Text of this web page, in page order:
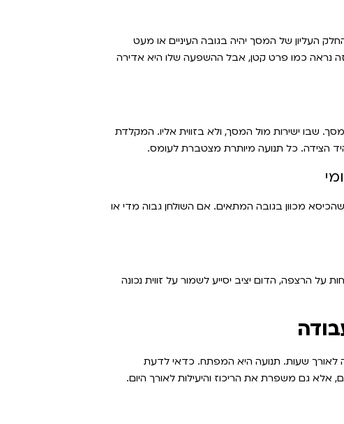
ס"מ מהעיניים, וגובה החלק העליון של המסך יהיה בגובה העיניים או מעט
נראה כמו פרט קטן, אבל ההשפעה שלו היא אדירה
שבו ישירות מול המסך, ולא בזווית אליו. המקלדת
הצידה. כל תנועה מיותרת מצטברת לעומס.
מכוון בגובה המתאים. אם השולחן גבוה מדי או
על הרצפה, הדום יציב יסייע לשמור על זווית נכונה
לאורך שעות. תנועה היא המפתח. כדאי לדעת
אלא גם משפרת את הריכוז והיעילות לאורך היום.